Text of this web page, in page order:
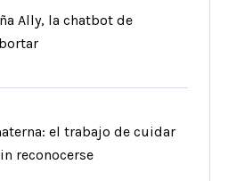
Ally, la chatbot de
el trabajo de cuidar
reconocerse